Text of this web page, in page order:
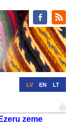
LV EN LT
zeme